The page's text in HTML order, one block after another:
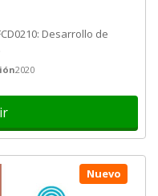
Desarrollo de
2020
Nuevo